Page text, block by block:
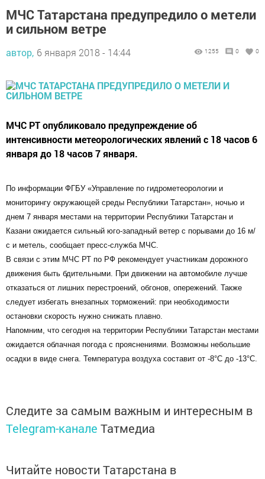
МЧС Татарстана предупредило о метели
и сильном ветре
автор, 6 января 2018 - 14:44 1255 0 0
МЧС РТ опубликовало предупреждение об
интенсивности метеорологических явлений с 18 часов 6
января до 18 часов 7 января.
По информации ФГБУ «Управление по гидрометеорологии и
мониторингу окружающей среды Республики Татарстан», ночью и
днем 7 января местами на территории Республики Татарстан и
Казани ожидается сильный юго-западный ветер с порывами до 16 м/
с и метель, сообщает пресс-служба МЧС.
В связи с этим МЧС РТ по РФ рекомендует участникам дорожного
движения быть бдительными. При движении на автомобиле лучше
отказаться от лишних перестроений, обгонов, опережений. Также
следует избегать внезапных торможений: при необходимости
остановки скорость нужно снижать плавно.
Напомним, что сегодня на территории Республики Татарстан местами
ожидается облачная погода с прояснениями. Возможны небольшие
осадки в виде снега. Температура воздуха составит от -8°С до -13°С.
Следите за самым важным и интересным в
Telegram-канале Татмедиа
Читайте новости Татарстана в